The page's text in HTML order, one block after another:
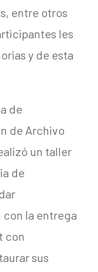
entre otros
les
y de esta
de
de Archivo
un taller
de
la entrega
con
sus